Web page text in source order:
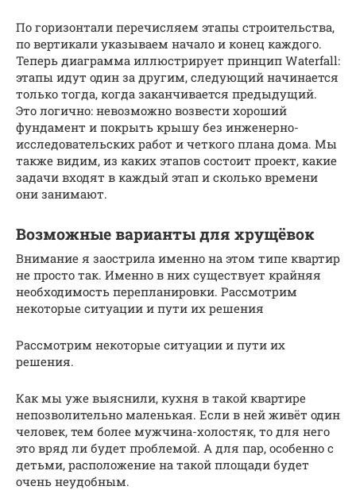
По горизонтали перечисляем этапы строительства,
по вертикали указываем начало и конец каждого.
Теперь диаграмма иллюстрирует принцип Waterfall:
этапы идут один за другим, следующий начинается
только тогда, когда заканчивается предыдущий.
Это логично: невозможно возвести хороший
фундамент и покрыть крышу без инженерно-
исследовательских работ и четкого плана дома. Мы
также видим, из каких этапов состоит проект, какие
задачи входят в каждый этап и сколько времени
они занимают.
Возможные варианты для хрущёвок
Внимание я заострила именно на этом типе квартир
не просто так. Именно в них существует крайняя
необходимость перепланировки. Рассмотрим
некоторые ситуации и пути их решения
Рассмотрим некоторые ситуации и пути их
решения.
Как мы уже выяснили, кухня в такой квартире
непозволительно маленькая. Если в ней живёт один
человек, тем более мужчина-холостяк, то для него
это вряд ли будет проблемой. А для пар, особенно с
детьми, расположение на такой площади будет
очень неудобным.